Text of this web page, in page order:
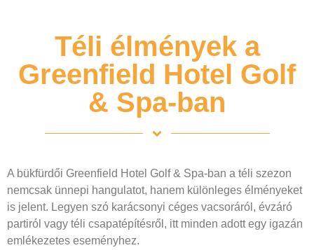
Téli élmények a
Greenfield Hotel Golf
& Spa-ban
A bükfürdői Greenfield Hotel Golf & Spa-ban a téli szezon
nemcsak ünnepi hangulatot, hanem különleges élményeket
is jelent. Legyen szó karácsonyi céges vacsoráról, évzáró
partiról vagy téli csapatépítésről, itt minden adott egy igazán
emlékezetes eseményhez.